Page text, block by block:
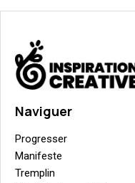
Naviguer
Progresser
Manifeste
Tremplin